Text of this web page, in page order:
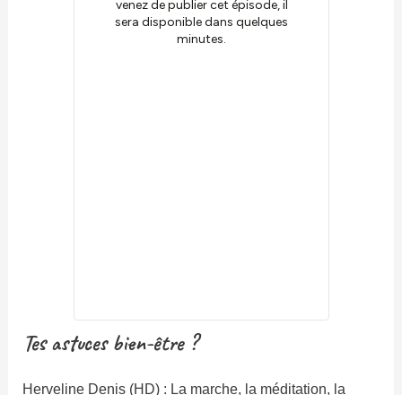
Tes astuces bien-être ?
Herveline Denis (HD) : La marche, la méditation, la